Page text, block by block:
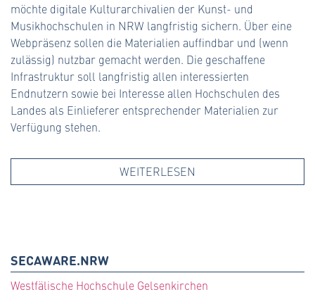
möchte digitale Kulturarchivalien der Kunst- und
Musikhochschulen in NRW langfristig sichern. Über eine
Webpräsenz sollen die Materialien auffindbar und (wenn
zulässig) nutzbar gemacht werden. Die geschaffene
Infrastruktur soll langfristig allen interessierten
Endnutzern sowie bei Interesse allen Hochschulen des
Landes als Einlieferer entsprechender Materialien zur
Verfügung stehen.
WEITERLESEN
SECAWARE.NRW
Westfälische Hochschule Gelsenkirchen